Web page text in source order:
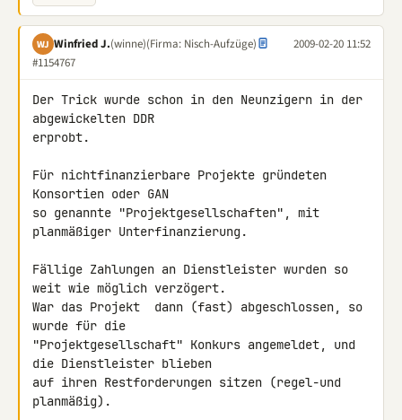
WJ Winfried J.(winne)(Firma: Nisch-Aufzüge)
2009-02-20 11:52
#1154767
Der Trick wurde schon in den Neunzigern in der
abgewickelten DDR
erprobt.
Für nichtfinanzierbare Projekte gründeten
Konsortien oder GAN
so genannte "Projektgesellschaften", mit
planmäßiger Unterfinanzierung.
Fällige Zahlungen an Dienstleister wurden so
weit wie möglich verzögert.
War das Projekt  dann (fast) abgeschlossen, so
wurde für die
"Projektgesellschaft" Konkurs angemeldet, und
die Dienstleister blieben
auf ihren Restforderungen sitzen (regel-und
planmäßig).